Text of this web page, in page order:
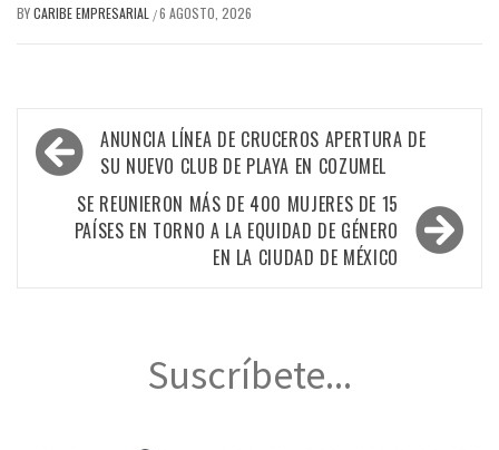
BYCARIBE EMPRESARIAL /6 AGOSTO, 2026
Navegación
de
entradas
ANUNCIA LÍNEA DE CRUCEROS APERTURA DE
SU NUEVO CLUB DE PLAYA EN COZUMEL
SE REUNIERON MÁS DE 400 MUJERES DE 15
PAÍSES EN TORNO A LA EQUIDAD DE GÉNERO
EN LA CIUDAD DE MÉXICO
Suscríbete...